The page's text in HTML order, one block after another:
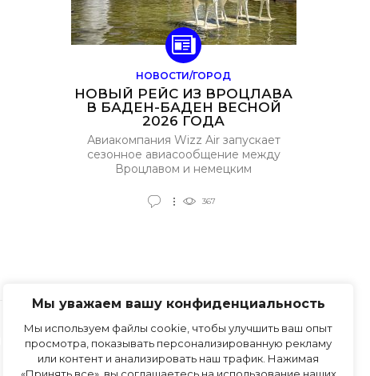
Мы уважаем вашу конфиденциальность
Мы используем файлы cookie, чтобы улучшить ваш опыт
просмотра, показывать персонализированную рекламу
или контент и анализировать наш трафик. Нажимая
НОВОСТИ/ГОРОД
НОВЫЙ РЕЙС ИЗ ВРОЦЛАВА
В БАДЕН-БАДЕН ВЕСНОЙ
2026 ГОДА
Авиакомпания Wizz Air запускает
сезонное авиасообщение между
Вроцлавом и немецким
Полёты будут выполняться
ограниченное время — только
367
ПРАВИЛА САЙТА